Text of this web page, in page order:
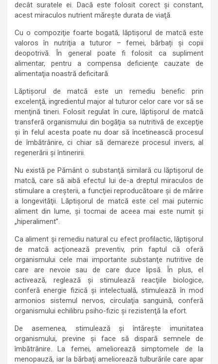
decât suratele ei. Dacă este folosit corect şi constant,
acest miraculos nutrient măreşte durata de viaţă.
Cu o compoziţie foarte bogată, lăptişorul de matcă este
valoros în nutriţia a tuturor – femei, bărbați și copii
deopotrivă. În general poate fi folosit ca supliment
alimentar, pentru a compensa deficienţe cauzate de
alimentaţia noastră deficitară.
Lăptişorul de matcă este un remediu benefic prin
excelenţă, ingredientul major al tuturor celor care vor să se
menţină tineri. Folosit regulat în cure, lăptişorul de matcă
transferă organismului din bogăţia sa nutritivă de excepţie
şi în felul acesta poate nu doar să încetinească procesul
de îmbătrânire, ci chiar să demareze procesul invers, al
regenerării şi întineririi.
Nu există pe Pământ o substanţă similară cu lăptişorul de
matcă, care să aibă efectul lui de-a dreptul miraculos de
stimulare a creşterii, a funcţiei reproducătoare şi de mărire
a longevităţii. Lăptişorul de matcă este cel mai puternic
aliment din lume, şi tocmai de aceea mai este numit şi
„hiperaliment”.
Ca aliment şi remediu natural cu efect profilactic, lăptişorul
de matcă acţionează preventiv, prin faptul că oferă
organismului cele mai importante substanţe nutritive de
care are nevoie sau de care duce lipsă. În plus, el
activează, reglează şi stimulează reacţiile biologice,
conferă energie fizică şi intelectuală, stimulează în mod
armonios sistemul nervos, circulaţia sanguină, conferă
organismului echilibru psiho-fizic şi rezistenţă la efort.
De asemenea, stimulează şi întăreşte imunitatea
organismului, previne şi face să dispară semnele de
îmbătrânire. La femei, ameliorează simptomele de la
menopauză, iar la bărbaţi ameliorează tulburările care apar